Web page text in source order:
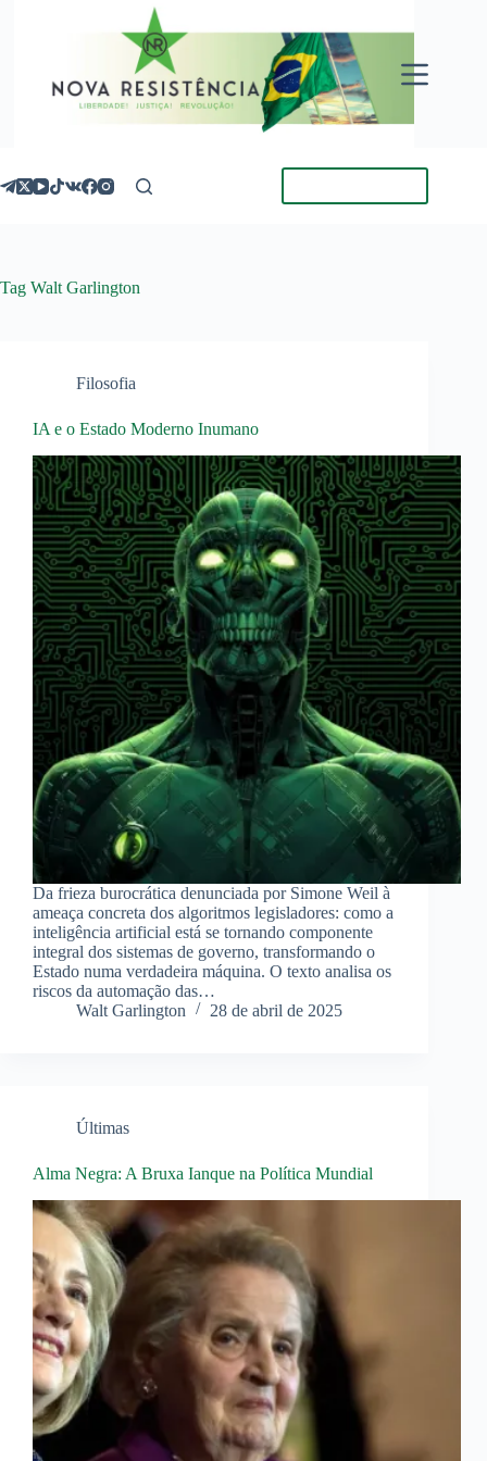
Tag Walt Garlington
Filosofia
IA e o Estado Moderno Inumano
Da frieza burocrática denunciada por Simone Weil à
ameaça concreta dos algoritmos legisladores: como a
inteligência artificial está se tornando componente
integral dos sistemas de governo, transformando o
Estado numa verdadeira máquina. O texto analisa os
riscos da automação das…
Walt Garlington
28 de abril de 2025
Últimas
Alma Negra: A Bruxa Ianque na Política Mundial